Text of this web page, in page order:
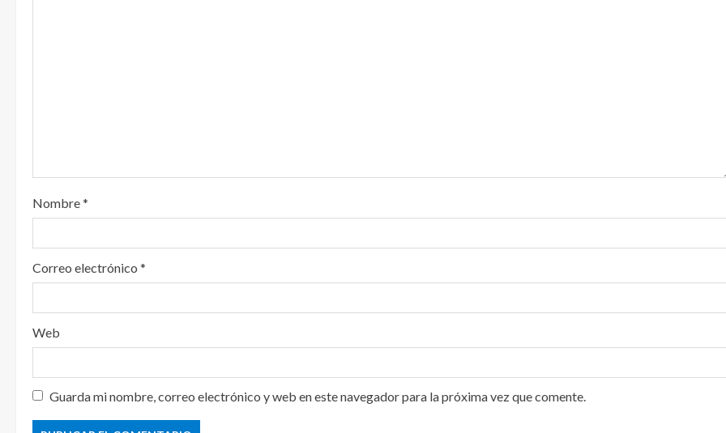
Nombre*
Correo electrónico *
Web
Guarda mi nombre, correo electrónico y web en este navegador para la próxima vez que comente.